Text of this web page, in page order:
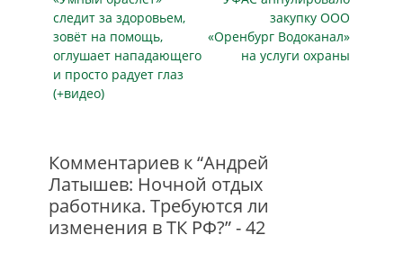
Общие правила
Чтобы учесть все
законодательные
нормы и
ограничения и
избежать
отпусков,
кадровая…
публикация
следит за здоровьем,
зовёт на помощь,
оглушает нападающего
и просто радует глаз
(+видео)
публикациязакупку ООО
«Оренбург Водоканал»
на услуги охраны
Комментариев к “Андрей
Латышев: Ночной отдых
работника. Требуются ли
изменения в ТК РФ?” - 42